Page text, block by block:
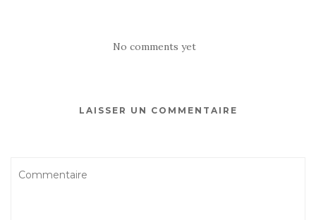
No comments yet
LAISSER UN COMMENTAIRE